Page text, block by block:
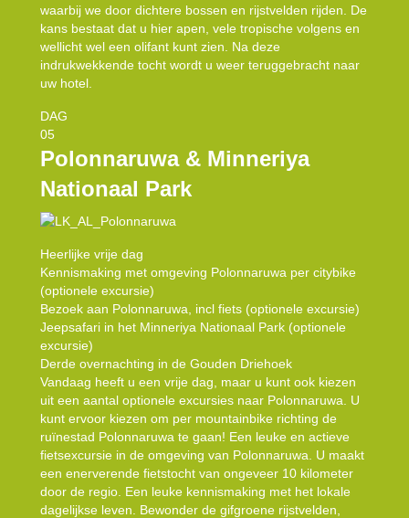
waarbij we door dichtere bossen en rijstvelden rijden. De
kans bestaat dat u hier apen, vele tropische volgens en
wellicht wel een olifant kunt zien. Na deze
indrukwekkende tocht wordt u weer teruggebracht naar
uw hotel.
DAG
05
Polonnaruwa & Minneriya
Nationaal Park
Heerlijke vrije dag
Kennismaking met omgeving Polonnaruwa per citybike
(optionele excursie)
Bezoek aan Polonnaruwa, incl fiets (optionele excursie)
Jeepsafari in het Minneriya Nationaal Park (optionele
excursie)
Derde overnachting in de Gouden Driehoek
Vandaag heeft u een vrije dag, maar u kunt ook kiezen
uit een aantal optionele excursies naar Polonnaruwa. U
kunt ervoor kiezen om per mountainbike richting de
ruïnestad Polonnaruwa te gaan! Een leuke en actieve
fietsexcursie in de omgeving van Polonnaruwa. U maakt
een enerverende fietstocht van ongeveer 10 kilometer
door de regio. Een leuke kennismaking met het lokale
dagelijkse leven. Bewonder de gifgroene rijstvelden,